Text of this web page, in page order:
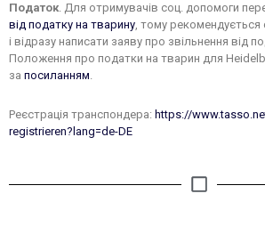
Податок. Для отримувачів соц. допомоги
від податку на тварину, тому рекомендується
і відразу написати заяву про звільнення від
Положення про податки на тварин для
за посиланням.
Реєстрація транспондера: https://
registrieren?lang=de-DE